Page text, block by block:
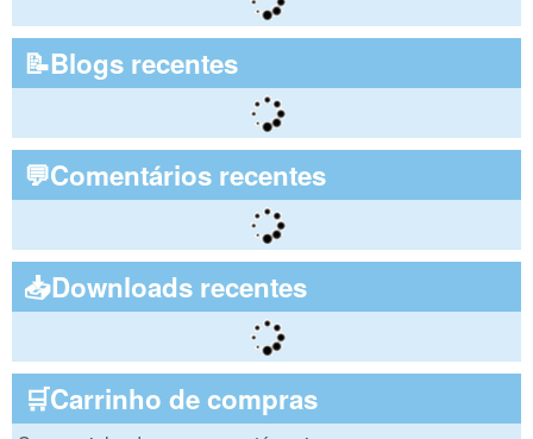
📝Blogs recentes
💬Comentários recentes
📥Downloads recentes
🛒Carrinho de compras